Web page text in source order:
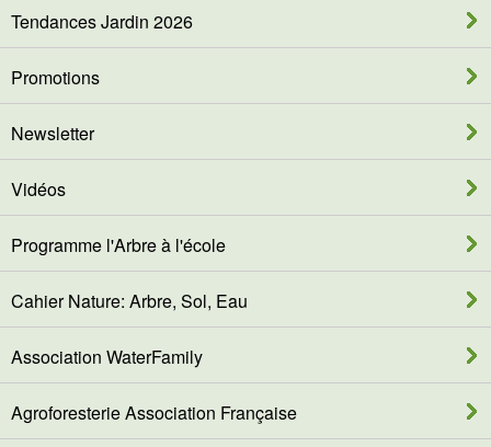
Tendances Jardin 2026
Promotions
Newsletter
Vidéos
Programme l'Arbre à l'école
Cahier Nature: Arbre, Sol, Eau
Association WaterFamily
Agroforesterie Association Française